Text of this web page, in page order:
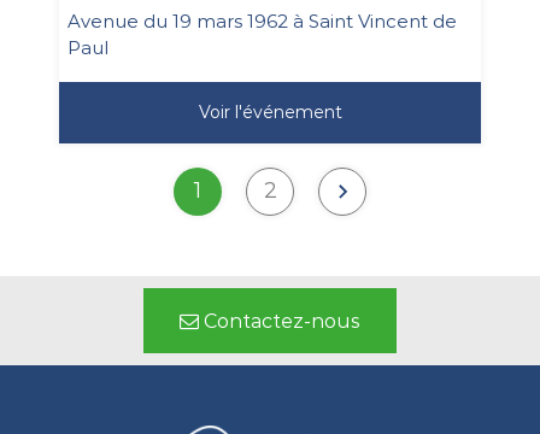
Avenue du 19 mars 1962 à Saint Vincent de
Paul
Voir l'événement
1 2
Contactez-nous